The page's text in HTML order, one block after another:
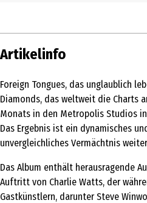
Artikelinfo
Foreign Tongues, das unglaublich
Diamonds, das weltweit die Charts
Monats in den Metropolis Studios
Das Ergebnis ist ein dynamisches
unvergleichliches Vermächtnis
Das Album enthält herausragende
Auftritt von Charlie Watts, der
Gastkünstlern, darunter Steve